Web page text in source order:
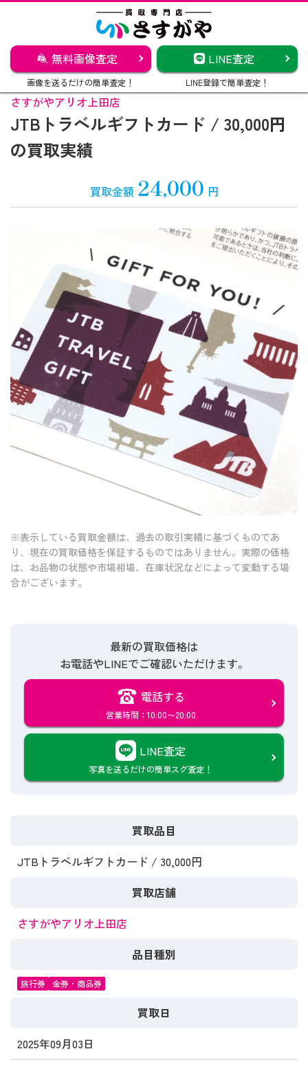
無料画像査定
画像を送るだけの簡単査定！
LINE査定
LINE登録で簡単査定！
さすがやアリオ上田店
JTBトラベルギフトカード / 30,000円
の買取実績
買取金額 24,000 円
※表示している買取金額は、過去の取引実績に基づくものであ
り、現在の買取価格を保証するものではありません。実際の価格
は、お品物の状態や市場相場、在庫状況などによって変動する場
合がございます。
最新の買取価格は
お電話やLINEでご確認いただけます。
電話する
営業時間：10:00〜20:00
LINE査定
写真を送るだけの簡単スグ査定！
買取品目
JTBトラベルギフトカード / 30,000円
買取店舗
さすがやアリオ上田店
品目種別
旅行券 金券・商品券
買取日
2025年09月03日